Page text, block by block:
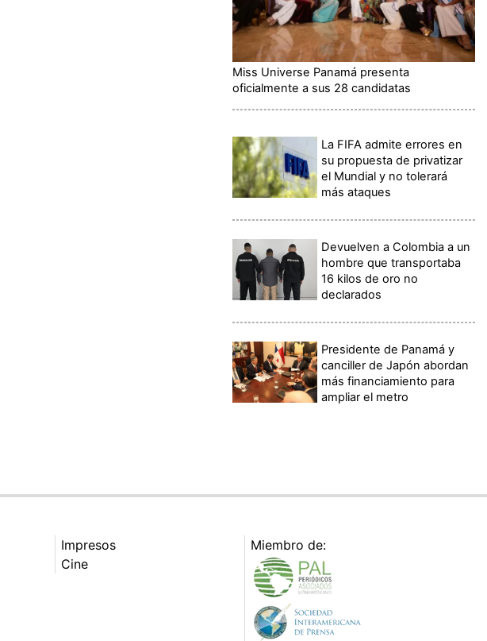
Miss Universe Panamá presenta
oficialmente a sus 28 candidatas
La FIFA admite errores en
su propuesta de privatizar
el Mundial y no tolerará
más ataques
Devuelven a Colombia a un
hombre que transportaba
16 kilos de oro no
declarados
Presidente de Panamá y
canciller de Japón abordan
más financiamiento para
ampliar el metro
Impresos
Cine
Miembro de: